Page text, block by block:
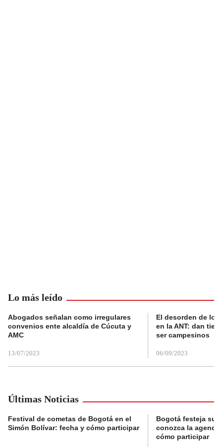
Lo más leído
Abogados señalan como irregulares
convenios ente alcaldía de Cúcuta y
AMC
13/07/2023
El desorden de
en la ANT: dan
ser campesinos
06/09/2023
Últimas Noticias
Festival de cometas de Bogotá en el
Simón Bolívar: fecha y cómo participar
Bogotá festeja su
conozca la
cómo participar